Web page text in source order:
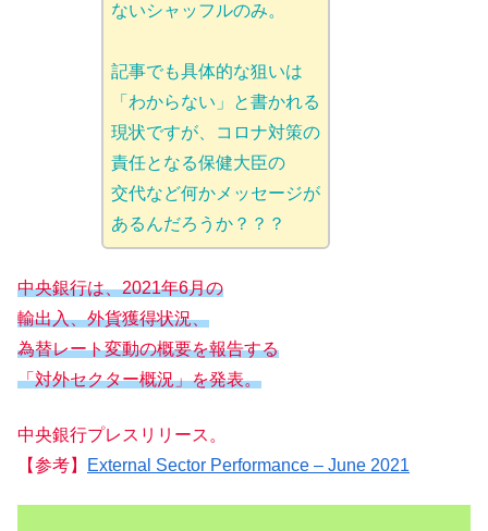
ないシャッフルのみ。
記事でも具体的な狙いは
「わからない」と書かれる
現状ですが、コロナ対策の
責任となる保健大臣の
交代など何かメッセージが
あるんだろうか？？？
中央銀行は、2021年6月の
輸出入、外貨獲得状況、
為替レート変動の概要を報告する
「対外セクター概況」を発表。
中央銀行プレスリリース。
【参考】
External Sector Performance – June 2021